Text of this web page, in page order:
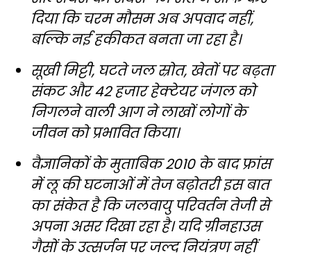
दिया कि चरम मौसम अब अपवाद नहीं,
बल्कि नई हकीकत बनता जा रहा है।
सूखी मिट्टी, घटते जल स्रोत, खेतों पर बढ़ता
संकट और 42 हजार हेक्टेयर जंगल को
निगलने वाली आग ने लाखों लोगों के
जीवन को प्रभावित किया।
वैज्ञानिकों के मुताबिक 2010 के बाद फ्रांस
में लू की घटनाओं में तेज बढ़ोतरी इस बात
का संकेत है कि जलवायु परिवर्तन तेजी से
अपना असर दिखा रहा है। यदि ग्रीनहाउस
गैसों के उत्सर्जन पर जल्द नियंत्रण नहीं